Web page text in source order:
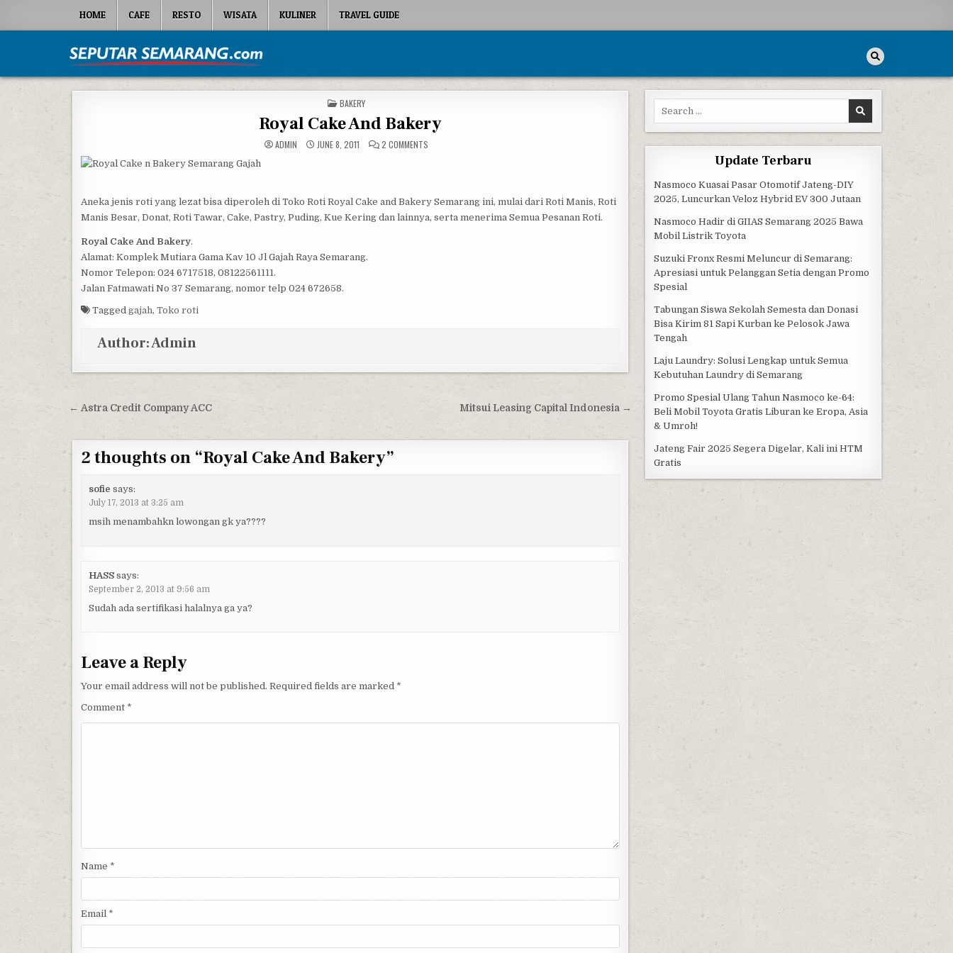
HOME CAFE RESTO WISATA KULINER TRAVEL GUIDE
Seputar Semarang
POSTED IN
BAKERY
Royal Cake And Bakery
ADMIN JUNE 8, 2011 2 COMMENTS
Aneka jenis roti yang lezat bisa diperoleh di Toko Roti Royal Cake and Bakery Semarang ini, mulai dari Roti Manis, Roti
Manis Besar, Donat, Roti Tawar, Cake, Pastry, Puding, Kue Kering dan lainnya, serta menerima Semua Pesanan Roti.
Royal Cake And Bakery.
Alamat: Komplek Mutiara Gama Kav 10 Jl Gajah Raya Semarang.
Nomor Telepon: 024 6717518, 08122561111.
Jalan Fatmawati No 37 Semarang, nomor telp 024 672658.
Tagged gajah, Toko roti
Author:Admin
Post navigation Mitsui Leasing Capital Indonesia →
← Astra Credit Company ACC
2 thoughts on “Royal Cake And Bakery”
sofie says:
July 17, 2013 at 3:25 am
msih menambahkn lowongan gk ya????
HASS says:
September 2, 2013 at 9:56 am
Sudah ada sertifikasi halalnya ga ya?
Leave a Reply
Your email address will not be published. Required fields are marked *
Comment *
Name *
Email *
Search for:
Update Terbaru
Nasmoco Kuasai Pasar Otomotif Jateng-DIY
2025, Luncurkan Veloz Hybrid EV 300 Jutaan
Nasmoco Hadir di GIIAS Semarang 2025 Bawa
Mobil Listrik Toyota
Suzuki Fronx Resmi Meluncur di Semarang:
Apresiasi untuk Pelanggan Setia dengan Promo
Spesial
Tabungan Siswa Sekolah Semesta dan Donasi
Bisa Kirim 81 Sapi Kurban ke Pelosok Jawa
Tengah
Laju Laundry: Solusi Lengkap untuk Semua
Kebutuhan Laundry di Semarang
Promo Spesial Ulang Tahun Nasmoco ke-64:
Beli Mobil Toyota Gratis Liburan ke Eropa, Asia
& Umroh!
Jateng Fair 2025 Segera Digelar, Kali ini HTM
Gratis